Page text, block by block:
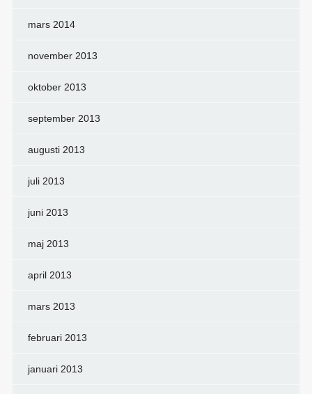
mars 2014
november 2013
oktober 2013
september 2013
augusti 2013
juli 2013
juni 2013
maj 2013
april 2013
mars 2013
februari 2013
januari 2013